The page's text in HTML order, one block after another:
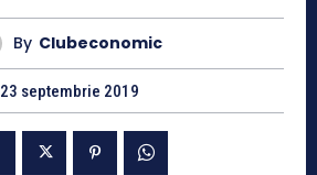
By Clubeconomic
23 septembrie 2019